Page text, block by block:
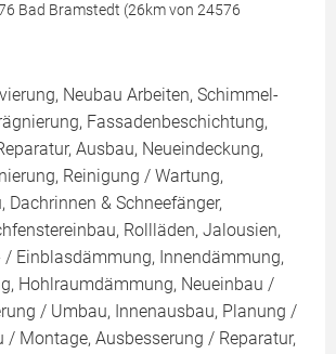
Bad Bramstedt (26km von 24576
Neubau Arbeiten, Schimmel-
Fassadenbeschichtung,
Ausbau, Neueindeckung,
Reinigung / Wartung,
Dachrinnen & Schneefänger,
Rollläden, Jalousien,
/ Einblasdämmung, Innendämmung,
Hohlraumdämmung, Neueinbau /
/ Umbau, Innenausbau, Planung /
/ Montage, Ausbesserung / Reparatur,